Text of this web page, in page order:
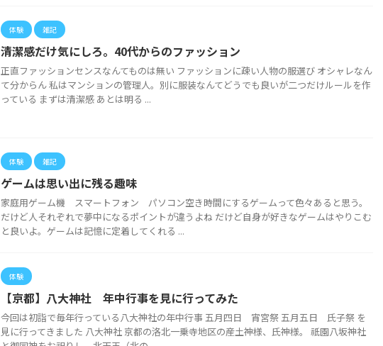
体験 雑記
清潔感だけ気にしろ。40代からのファッション
正直ファッションセンスなんてものは無い ファッションに疎い人物の服選び オシャレなん
て分からん 私はマンションの管理人。別に服装なんてどうでも良いが二つだけルールを作
っている まずは清潔感 あとは明る ...
体験 雑記
ゲームは思い出に残る趣味
家庭用ゲーム機 スマートフォン パソコン空き時間にするゲームって色々あると思う。
だけど人それぞれで夢中になるポイントが違うよね だけど自身が好きなゲームはやりこむ
と良いよ。ゲームは記憶に定着してくれる ...
体験
【京都】八大神社 年中行事を見に行ってみた
今回は初詣で毎年行っている八大神社の年中行事 五月四日 宵宮祭 五月五日 氏子祭 を
見に行ってきました 八大神社 京都の洛北一乗寺地区の産土神様、氏神様。 祇園八坂神社